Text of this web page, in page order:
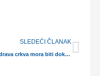
SLEDEĆI ČLANAK
2. Zdrava crkva mora biti doktrinalno ispravna (II deo):